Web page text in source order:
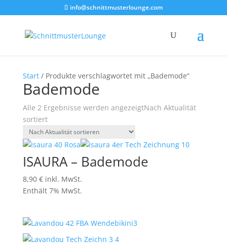
info@schnittmusterlounge.com
Start/ Produkte verschlagwortet mit „Bademode“
Bademode
Alle 2 Ergebnisse werden angezeigtNach Aktualität
sortiert
ISAURA – Bademode
8,90 € inkl. MwSt.
Enthält 7% MwSt.